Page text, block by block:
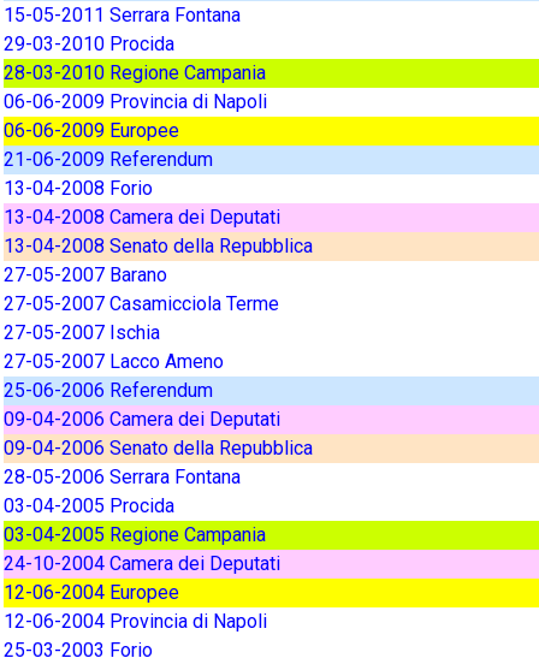
15-05-2011 Serrara Fontana
29-03-2010 Procida
28-03-2010 Regione Campania
06-06-2009 Provincia di Napoli
06-06-2009 Europee
21-06-2009 Referendum
13-04-2008 Forio
13-04-2008 Camera dei Deputati
13-04-2008 Senato della Repubblica
27-05-2007 Barano
27-05-2007 Casamicciola Terme
27-05-2007 Ischia
27-05-2007 Lacco Ameno
25-06-2006 Referendum
09-04-2006 Camera dei Deputati
09-04-2006 Senato della Repubblica
28-05-2006 Serrara Fontana
03-04-2005 Procida
03-04-2005 Regione Campania
24-10-2004 Camera dei Deputati
12-06-2004 Europee
12-06-2004 Provincia di Napoli
25-03-2003 Forio